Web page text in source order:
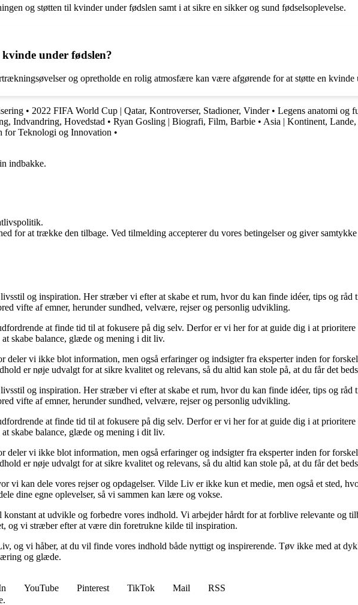
og støtten til kvinder under fødslen samt i at sikre en sikker og sund fødselsoplevelse.
under fødslen?
og opretholde en rolig atmosfære kan være afgørende for at støtte en kvinde
• 2022 FIFA World Cup | Qatar, Kontroverser, Stadioner, Vinder• Legens anatomi og
Indvandring, Hovedstad • Ryan Gosling | Biografi, Film, Barbie • Asia | Kontinent,
for Teknologi og Innovation •
indbakke.
for at trække den tilbage. Ved tilmelding accepterer du vores betingelser og giver
og inspiration. Her stræber vi efter at skabe et rum, hvor du kan finde idéer, tips og
vifte af emner, herunder sundhed, velvære, rejser og personlig udvikling.
at finde tid til at fokusere på dig selv. Derfor er vi her for at guide dig i at
skabe balance, glæde og mening i dit liv.
vi ikke blot information, men også erfaringer og indsigter fra eksperter inden for
er nøje udvalgt for at sikre kvalitet og relevans, så du altid kan stole på, at du får det
og inspiration. Her stræber vi efter at skabe et rum, hvor du kan finde idéer, tips og
vifte af emner, herunder sundhed, velvære, rejser og personlig udvikling.
at finde tid til at fokusere på dig selv. Derfor er vi her for at guide dig i at
skabe balance, glæde og mening i dit liv.
vi ikke blot information, men også erfaringer og indsigter fra eksperter inden for
er nøje udvalgt for at sikre kvalitet og relevans, så du altid kan stole på, at du får det
vi kan dele vores rejser og opdagelser. Vilde Liv er ikke kun et medie, men også et sted,
dine egne oplevelser, så vi sammen kan lære og vokse.
at udvikle og forbedre vores indhold. Vi arbejder hårdt for at forblive relevante og
og vi stræber efter at være din foretrukne kilde til inspiration.
og vi håber, at du vil finde vores indhold både nyttigt og inspirerende. Tøv ikke med at
og glæde.
YouTube Pinterest TikTok Mail
RSS